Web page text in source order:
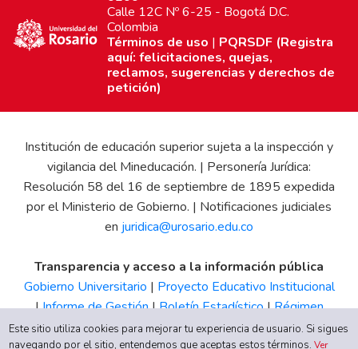
Calle 12C Nº 6-25 - Bogotá D.C.
Colombia
Términos de uso | PQRSDF (Registra
aquí: felicitaciones, quejas,
reclamos, sugerencias y derechos de
petición)
Institución de educación superior sujeta a la inspección y
vigilancia del Mineducación. | Personería Jurídica:
Resolución 58 del 16 de septiembre de 1895 expedida
por el Ministerio de Gobierno. | Notificaciones judiciales
en juridica@urosario.edu.co
Transparencia y acceso a la información pública
Gobierno Universitario | Proyecto Educativo Institucional
|Informe de Gestión|Boletín Estadístico|Régimen
Tributario|Estados Financieros |Código de Ética| Canal
Este sitio utiliza cookies para mejorar tu experiencia de usuario. Si sigues
navegando por el sitio, entendemos que aceptas estos términos.Ver